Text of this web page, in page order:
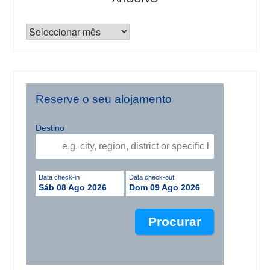
Reserve o seu alojamento
Destino
Data check-in
Sáb 08 Ago 2026
Data check-out
Dom 09 Ago 2026